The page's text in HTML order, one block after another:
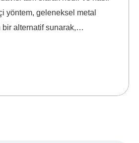
yöntem, geleneksel metal
bir alternatif sunarak,…